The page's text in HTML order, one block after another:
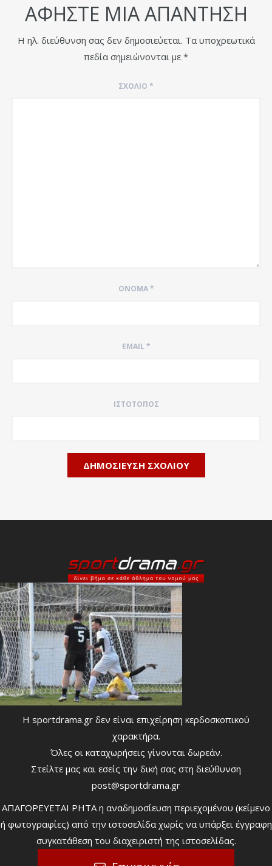
ΑΦΉΣΤΕ ΜΙΑ ΑΠΆΝΤΗΣΗ
Η ηλ. διεύθυνση σας δεν δημοσιεύεται. Τα υποχρεωτικά
πεδία σημειώνονται με *
ΣΧΌΛΙΟ *
ΌΝΟΜΑ*
EMAIL*
ΙΣΤΌΤΟΠΟΣ
Η sportdrama.gr δεν είναι επιχείρηση κερδοσκοπικού
χαρακτήρα.
Όλες οι καταχωρήσεις γίνονται δωρεάν.
Στείλτε μας και εσείς την δική σας στη διεύθυνση
post@sportdrama.gr
ΑΠΑΓΟΡΕΥΕΤΑΙ ΡΗΤΑ η αναδημοσίευση περιεχομένου (κείμενο
ή φωτογραφίες) από την ιστοσελίδα χωρίς να υπάρξει έγγραφη
συγκατάθεση του διαχειριστή της ιστοσελίδας.